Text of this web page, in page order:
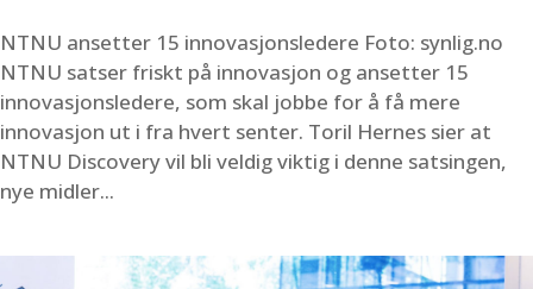
NTNU ansetter 15 innovasjonsledere Foto: synlig.no
NTNU satser friskt på innovasjon og ansetter 15
innovasjonsledere, som skal jobbe for å få mere
innovasjon ut i fra hvert senter. Toril Hernes sier at
NTNU Discovery vil bli veldig viktig i denne satsingen,
nye midler...